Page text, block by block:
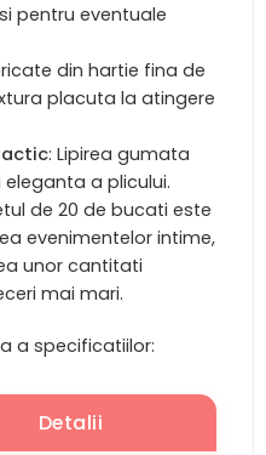
pentru eventuale
din hartie fina de
placuta la atingere
: Lipirea gumata
a plicului.
de 20 de bucati este
evenimentelor intime,
unor cantitati
mai mari.
a specificatiilor:
Detalii